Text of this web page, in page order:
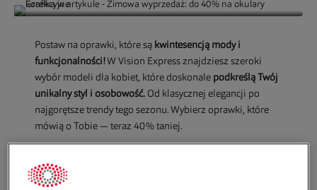
Postaw na oprawki, które są kwintesencją mody i
funkcjonalności!W Vision Express znajdziesz szeroki
wybór modeli dla kobiet, które doskonale podkreślą Twój
unikalny styl i osobowość.Od klasycznej elegancji po
najgorętsze trendy tego sezonu. Wybierz oprawki, które
mówią o Tobie — teraz 40% taniej.
UMÓW BADANIE WZROKU